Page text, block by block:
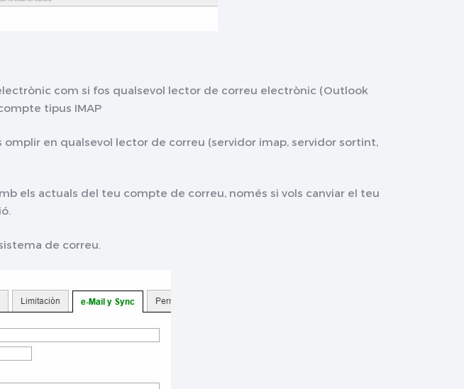
com si fos qualsevol lector de correu electrònic (Outlook
tipus IMAP
en qualsevol lector de correu (servidor imap, servidor sortint,
els actuals del teu compte de correu, només si vols canviar el teu
de correu.